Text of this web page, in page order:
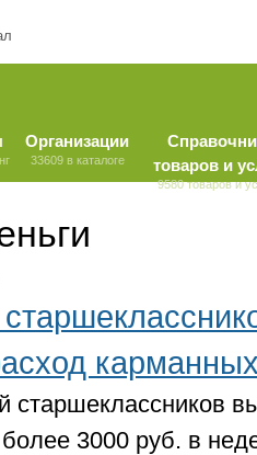
Организации
33609 в каталоге
товаров и
9580 товаров и
старшеклассников
3000 руб. в